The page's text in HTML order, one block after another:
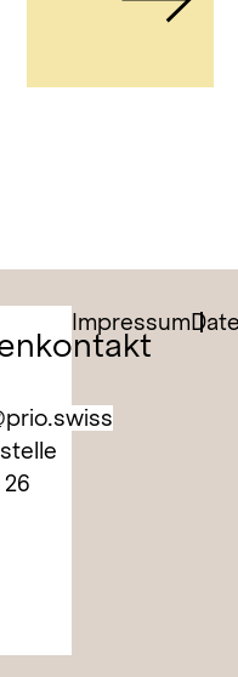
26
Impressum